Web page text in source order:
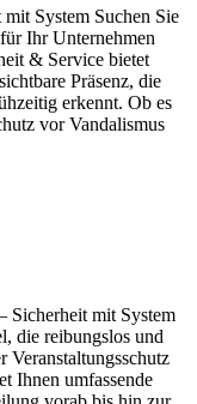
System Suchen Sie
Ihr Unternehmen
& Service bietet
Präsenz, die
erkennt. Ob es
vor Vandalismus
Sicherheit mit System
die reibungslos und
Veranstaltungsschutz
Ihnen umfassende